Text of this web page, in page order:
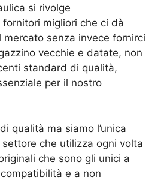
si rivolge
migliori che ci dà
mercato senza invece fornirci
vecchie e datate, non
standard di qualità,
per il nostro
qualità ma siamo l’unica
che utilizza ogni volta
che sono gli unici a
e a non